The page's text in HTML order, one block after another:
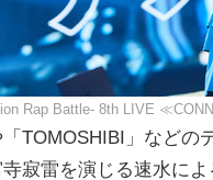
Rap Battle- 8th LIVE
TOMOSHIBI」など
寂雷を演じる速水に